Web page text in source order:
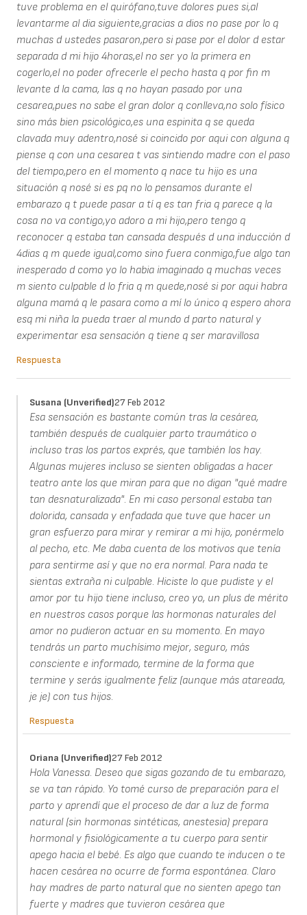
tuve problema en el quirófano,tuve dolores pues si,al
levantarme al dia siguiente,gracias a dios no pase por lo q
muchas d ustedes pasaron,pero si pase por el dolor d estar
separada d mi hijo 4horas,el no ser yo la primera en
cogerlo,el no poder ofrecerle el pecho hasta q por fin m
levante d la cama, las q no hayan pasado por una
cesarea,pues no sabe el gran dolor q conlleva,no solo físico
sino más bien psicológico,es una espinita q se queda
clavada muy adentro,nosé si coincido por aqui con alguna q
piense q con una cesarea t vas sintiendo madre con el paso
del tiempo,pero en el momento q nace tu hijo es una
situación q nosé si es pq no lo pensamos durante el
embarazo q t puede pasar a tí q es tan fria q parece q la
cosa no va contigo,yo adoro a mi hijo,pero tengo q
reconocer q estaba tan cansada después d una inducción d
4dias q m quede igual,como sino fuera conmigo,fue algo tan
inesperado d como yo lo habia imaginado q muchas veces
m siento culpable d lo fria q m quede,nosé si por aqui habra
alguna mamá q le pasara como a mí lo único q espero ahora
esq mi niña la pueda traer al mundo d parto natural y
experimentar esa sensación q tiene q ser maravillosa
Respuesta
Susana (unverified)27 Feb 2012
Esa sensación es bastante común tras la cesárea,
también después de cualquier parto traumático o
incluso tras los partos exprés, que también los hay.
Algunas mujeres incluso se sienten obligadas a hacer
teatro ante los que miran para que no digan "qué madre
tan desnaturalizada". En mi caso personal estaba tan
dolorida, cansada y enfadada que tuve que hacer un
gran esfuerzo para mirar y remirar a mi hijo, ponérmelo
al pecho, etc. Me daba cuenta de los motivos que tenía
para sentirme así y que no era normal. Para nada te
sientas extraña ni culpable. Hiciste lo que pudiste y el
amor por tu hijo tiene incluso, creo yo, un plus de mérito
en nuestros casos porque las hormonas naturales del
amor no pudieron actuar en su momento. En mayo
tendrás un parto muchísimo mejor, seguro, más
consciente e informado, termine de la forma que
termine y serás igualmente feliz (aunque más atareada,
je je) con tus hijos.
Respuesta
Oriana (unverified)27 Feb 2012
Hola Vanessa. Deseo que sigas gozando de tu embarazo,
se va tan rápido. Yo tomé curso de preparación para el
parto y aprendí que el proceso de dar a luz de forma
natural (sin hormonas sintéticas, anestesia) prepara
hormonal y fisiológicamente a tu cuerpo para sentir
apego hacia el bebé. Es algo que cuando te inducen o te
hacen cesárea no ocurre de forma espontánea. Claro
hay madres de parto natural que no sienten apego tan
fuerte y madres que tuvieron cesárea que